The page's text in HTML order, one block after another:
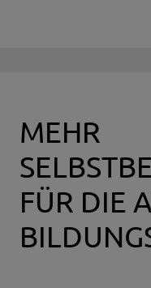
MEHR
FÜR DIE